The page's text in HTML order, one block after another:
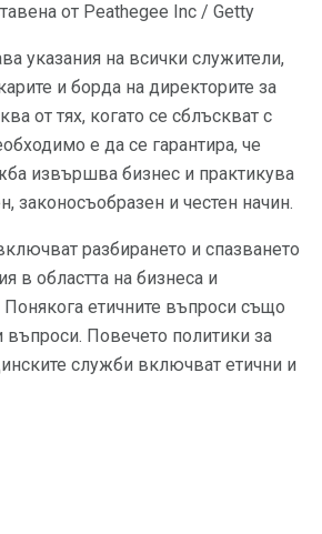
от Peathegee Inc / Getty
указания на всички служители,
и борда на директорите за
от тях, когато се сблъскват с
е да се гарантира, че
извършва бизнес и практикува
законосъобразен и честен начин.
разбирането и спазването
в областта на бизнеса и
етичните въпроси също
въпроси. Повечето политики за
служби включват етични и